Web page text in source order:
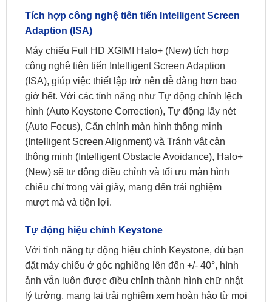
Tích hợp công nghệ tiên tiến Intelligent Screen
Adaption (ISA)
Máy chiếu Full HD XGIMI Halo+ (New) tích hợp
công nghệ tiên tiến Intelligent Screen Adaption
(ISA), giúp việc thiết lập trở nên dễ dàng hơn bao
giờ hết. Với các tính năng như Tự động chỉnh lệch
hình (Auto Keystone Correction), Tự động lấy nét
(Auto Focus), Căn chỉnh màn hình thông minh
(Intelligent Screen Alignment) và Tránh vật cản
thông minh (Intelligent Obstacle Avoidance), Halo+
(New) sẽ tự động điều chỉnh và tối ưu màn hình
chiếu chỉ trong vài giây, mang đến trải nghiệm
mượt mà và tiện lợi.
Tự động hiệu chỉnh Keystone
Với tính năng tự động hiệu chỉnh Keystone, dù bạn
đặt máy chiếu ở góc nghiêng lên đến +/- 40°, hình
ảnh vẫn luôn được điều chỉnh thành hình chữ nhật
lý tưởng, mang lại trải nghiệm xem hoàn hảo từ mọi